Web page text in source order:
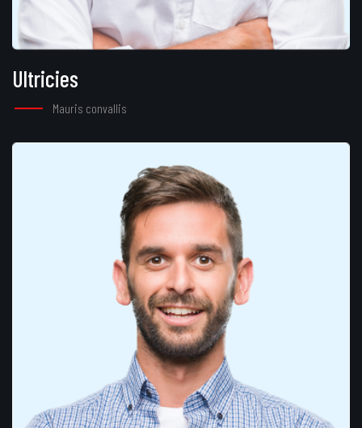
Ultricies
Mauris convallis